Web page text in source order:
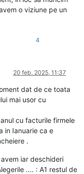
o viziune pe un
4
20 feb. 2025, 11:37
dat de ce toata
mai usor cu
cu facturile firmele
in Ianuarie ca e
.
iar deschideri
.... : A1 restul de